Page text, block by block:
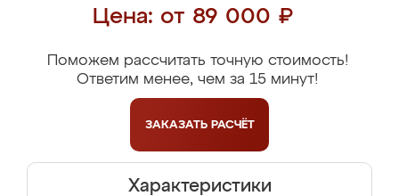
Цена: от 89 000 ₽
Поможем рассчитать точную стоимость!
Ответим менее, чем за 15 минут!
ЗАКАЗАТЬ РАСЧЁТ
Характеристики